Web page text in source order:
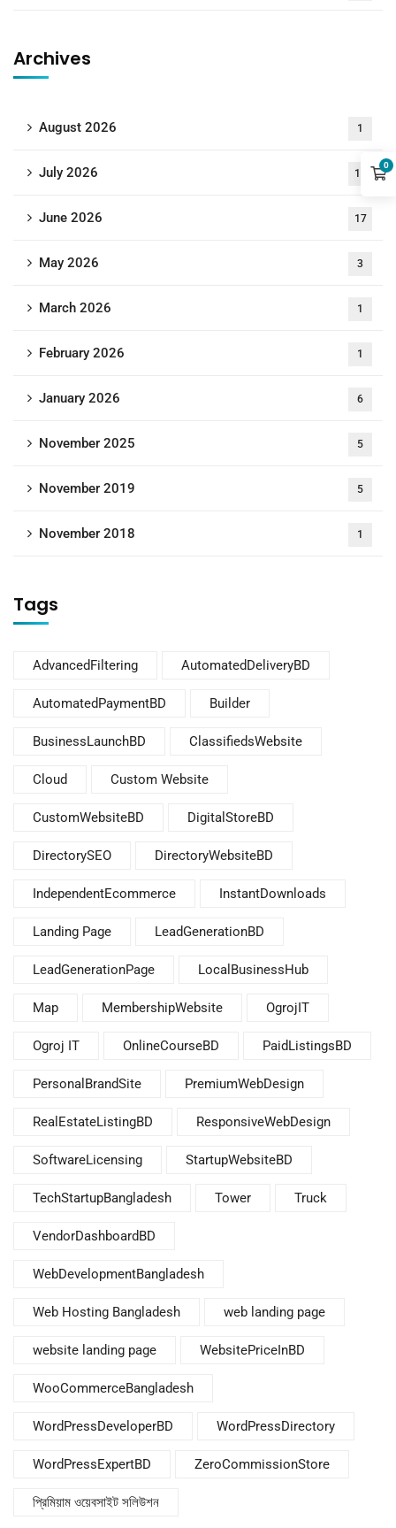
Archives
August 2026 1
July 2026 18
June 2026 17
May 2026 3
March 2026 1
February 2026 1
January 2026 6
November 2025 5
November 2019 5
November 2018 1
Tags
AdvancedFiltering AutomatedDeliveryBD
AutomatedPaymentBD Builder
BusinessLaunchBD ClassifiedsWebsite
Cloud Custom Website
CustomWebsiteBD DigitalStoreBD
DirectorySEO DirectoryWebsiteBD
IndependentEcommerce InstantDownloads
Landing Page LeadGenerationBD
LeadGenerationPage LocalBusinessHub
Map MembershipWebsite OgrojIT
Ogroj IT OnlineCourseBD PaidListingsBD
PersonalBrandSite PremiumWebDesign
RealEstateListingBD ResponsiveWebDesign
SoftwareLicensing StartupWebsiteBD
TechStartupBangladesh Tower Truck
VendorDashboardBD
WebDevelopmentBangladesh
Web Hosting Bangladesh web landing page
website landing page WebsitePriceInBD
WooCommerceBangladesh
WordPressDeveloperBD WordPressDirectory
WordPressExpertBD ZeroCommissionStore
প্রিমিয়াম ওয়েবসাইট সলিউশন
0